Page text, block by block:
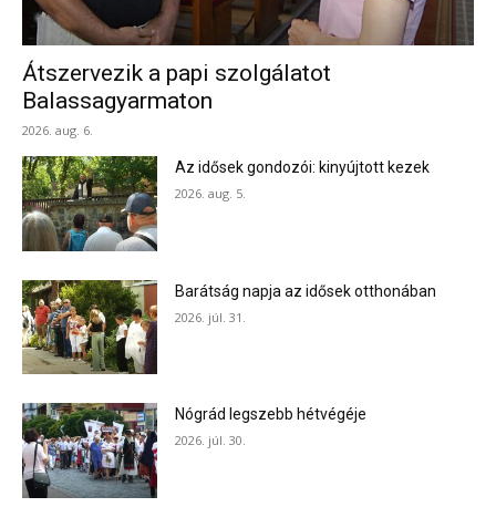
Átszervezik a papi szolgálatot
Balassagyarmaton
2026. aug. 6.
Az idősek gondozói: kinyújtott kezek
2026. aug. 5.
Barátság napja az idősek otthonában
2026. júl. 31.
Nógrád legszebb hétvégéje
2026. júl. 30.